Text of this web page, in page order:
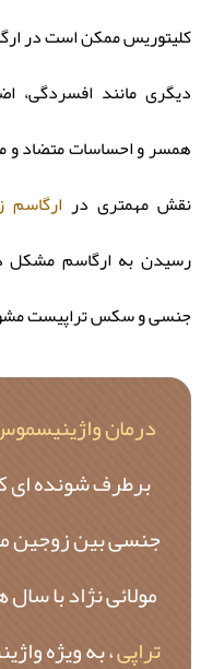
کلیتوریس ممکن است در
دیگری مانند افسردگی،
همسر و احساسات متضاد و
نقش مهمتری در ارگاسم
رسیدن به ارگاسم مشکل
جنسی و سکس تراپیست
درمان
برطرف شونده ای
جنسی بین زوجین
مولائی نژاد با
تراپی، به ویژه